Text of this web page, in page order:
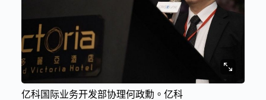
亿科国际业务开发部协理何政勳。亿科